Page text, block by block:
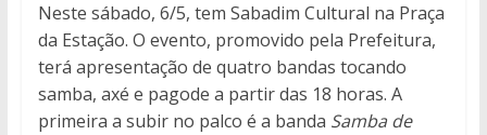
Neste sábado, 6/5, tem Sabadim Cultural na Praça
da Estação. O evento, promovido pela Prefeitura,
terá apresentação de quatro bandas tocando
samba, axé e pagode a partir das 18 horas. A
primeira a subir no palco é a banda Samba de